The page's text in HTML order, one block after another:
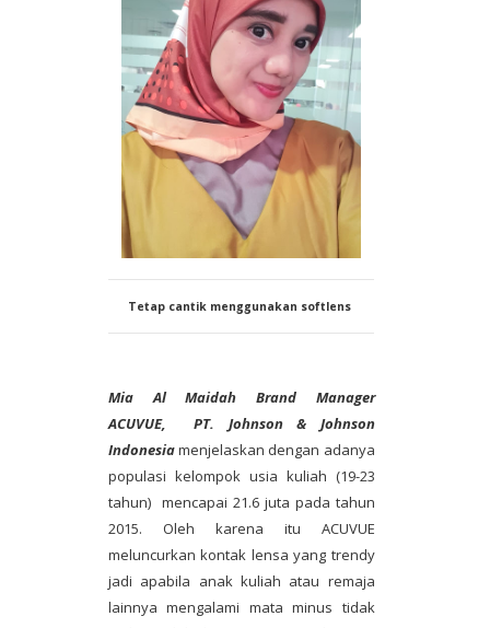
Tetap cantik menggunakan softlens
Mia Al Maidah Brand Manager
ACUVUE, PT. Johnson & Johnson
Indonesiamenjelaskan dengan adanya
populasi kelompok usia kuliah (19-23
tahun) mencapai 21.6 juta pada tahun
2015. Oleh karena itu ACUVUE
meluncurkan kontak lensa yang trendy
jadi apabila anak kuliah atau remaja
lainnya mengalami mata minus tidak